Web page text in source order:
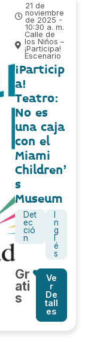
21 de
noviembre
de 2025 -
10:30 a. m.
Calle de
los Niños –
¡Participa!
Escenario
¡Particip
a!
Teatro:
No es
una caja
con el
Miami
Children'
s
Museum
Det
ec
ció
n
n
g
l
é
s
Gr
ati
s
Ve
r
De
tall
es